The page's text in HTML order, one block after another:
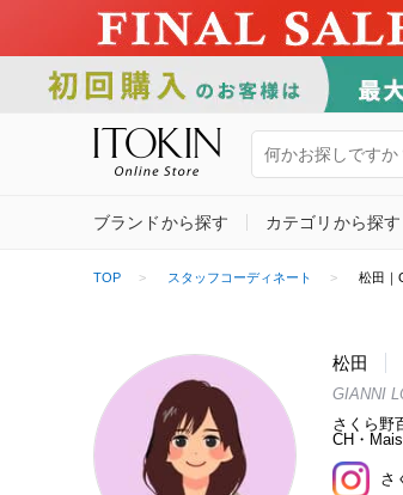
ブランドから探す カテゴリから探す
TOP スタッフコーディネート 松田｜
松田
GIANNI
さくら野
CH・
さ